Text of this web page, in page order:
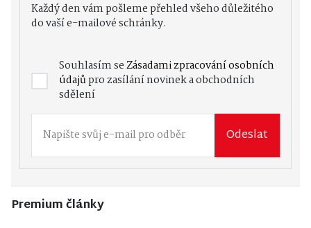
Každý den vám pošleme přehled všeho důležitého
do vaší e-mailové schránky.
Souhlasím seZásadami zpracování osobních
údajůpro zasílání novinek a obchodních
sdělení
Odeslat
Premium články